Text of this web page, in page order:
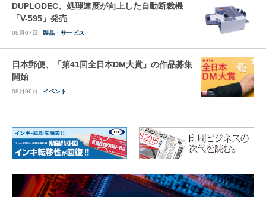
DUPLODEC、処理速度が向上した自動断裁機
「V-595」発売
08月07日 製品・サービス
日本郵便、「第41回全日本DM大賞」の作品募集
開始
08月06日 イベント